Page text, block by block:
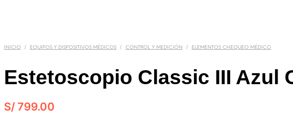
INICIO / EQUIPOS Y DISPOSITIVOS MÉDICOS / CONTROL Y MEDICIÓN / ELEMENTOS CHEQUEO MÉDICO
Estetoscopio Classic III Azul
S/ 799.00